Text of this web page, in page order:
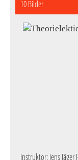
10 Bilder
Instruktor: Jens